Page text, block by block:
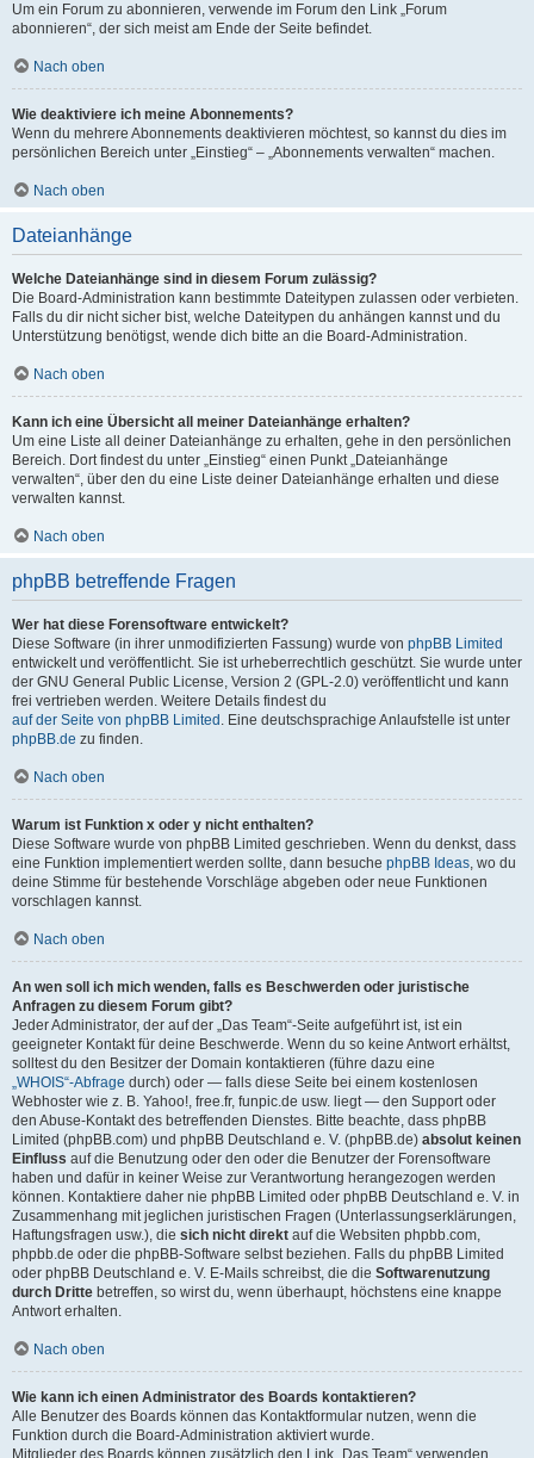
Um ein Forum zu abonnieren, verwende im Forum den Link „Forum
abonnieren“, der sich meist am Ende der Seite befindet.
Nach oben
Wie deaktiviere ich meine Abonnements?
Wenn du mehrere Abonnements deaktivieren möchtest, so kannst du dies im
persönlichen Bereich unter „Einstieg“ – „Abonnements verwalten“ machen.
Nach oben
Dateianhänge
Welche Dateianhänge sind in diesem Forum zulässig?
Die Board-Administration kann bestimmte Dateitypen zulassen oder verbieten.
Falls du dir nicht sicher bist, welche Dateitypen du anhängen kannst und du
Unterstützung benötigst, wende dich bitte an die Board-Administration.
Nach oben
Kann ich eine Übersicht all meiner Dateianhänge erhalten?
Um eine Liste all deiner Dateianhänge zu erhalten, gehe in den persönlichen
Bereich. Dort findest du unter „Einstieg“ einen Punkt „Dateianhänge
verwalten“, über den du eine Liste deiner Dateianhänge erhalten und diese
verwalten kannst.
Nach oben
phpBB betreffende Fragen
Wer hat diese Forensoftware entwickelt?
Diese Software (in ihrer unmodifizierten Fassung) wurde von phpBB Limited
entwickelt und veröffentlicht. Sie ist urheberrechtlich geschützt. Sie wurde unter
der GNU General Public License, Version 2 (GPL-2.0) veröffentlicht und kann
frei vertrieben werden. Weitere Details findest du
auf der Seite von phpBB Limited . Eine deutschsprachige Anlaufstelle ist unter
phpBB.de zu finden.
Nach oben
Warum ist Funktion x oder y nicht enthalten?
Diese Software wurde von phpBB Limited geschrieben. Wenn du denkst, dass
eine Funktion implementiert werden sollte, dann besuche phpBB Ideas, wo du
deine Stimme für bestehende Vorschläge abgeben oder neue Funktionen
vorschlagen kannst.
Nach oben
An wen soll ich mich wenden, falls es Beschwerden oder juristische
Anfragen zu diesem Forum gibt?
Jeder Administrator, der auf der „Das Team“-Seite aufgeführt ist, ist ein
geeigneter Kontakt für deine Beschwerde. Wenn du so keine Antwort erhältst,
solltest du den Besitzer der Domain kontaktieren (führe dazu eine
„WHOIS“-Abfrage durch) oder — falls diese Seite bei einem kostenlosen
Webhoster wie z. B. Yahoo!, free.fr, funpic.de usw. liegt — den Support oder
den Abuse-Kontakt des betreffenden Dienstes. Bitte beachte, dass phpBB
Limited (phpBB.com) und phpBB Deutschland e. V. (phpBB.de) absolut keinen
Einfluss auf die Benutzung oder den oder die Benutzer der Forensoftware
haben und dafür in keiner Weise zur Verantwortung herangezogen werden
können. Kontaktiere daher nie phpBB Limited oder phpBB Deutschland e. V. in
Zusammenhang mit jeglichen juristischen Fragen (Unterlassungserklärungen,
Haftungsfragen usw.), die sich nicht direkt auf die Websiten phpbb.com,
phpbb.de oder die phpBB-Software selbst beziehen. Falls du phpBB Limited
oder phpBB Deutschland e. V. E-Mails schreibst, die die Softwarenutzung
durch Dritte betreffen, so wirst du, wenn überhaupt, höchstens eine knappe
Antwort erhalten.
Nach oben
Wie kann ich einen Administrator des Boards kontaktieren?
Alle Benutzer des Boards können das Kontaktformular nutzen, wenn die
Funktion durch die Board-Administration aktiviert wurde.
Mitglieder des Boards können zusätzlich den Link „Das Team“ verwenden.